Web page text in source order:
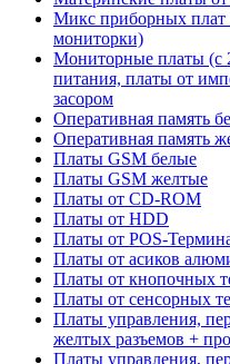
Микс приборных
мониторки)
Мониторные платы (с
питания, платы от
засором
Оперативная память
Оперативная память
Платы GSM белые
Платы GSM желтые
Платы от CD-ROM
Платы от HDD
Платы от POS-
Платы от асиков
Платы от кнопочных
Платы от сенсорных
Платы управления,
желтых разъемов +
Платы управления,